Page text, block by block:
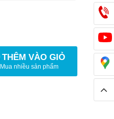
THÊM VÀO GIỎ
Mua nhiều sản phẩm